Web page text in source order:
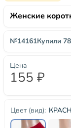
Женские
№14161Купили
Цвет (вид):
Цена
155 ₽